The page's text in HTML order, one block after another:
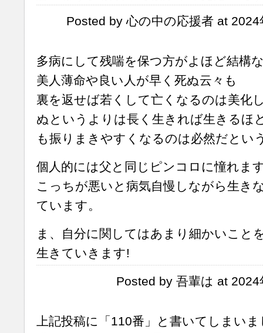
Posted by 心の中の応援者 at
多病にして残喘を保つ方がよほど結構
美人薄命や良い人が早く死ぬ云々も
裏を返せば若くして亡くなるのは美化
ぬというよりは長く生きれば生きるほ
も振りまきやすくなるのは必然だとい
個人的には父と同じピンコロに憧れま
こっちが悪いと病気自慢しながら生き
ています。
ま、自分に関してはあまり細かいこと
生きていきます!
Posted by 吾輩は at
上記投稿に「110番」と書いてしまい